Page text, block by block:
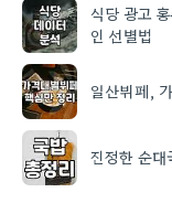
식당 광고
인 선별법
일산뷔페,
진정한 순대